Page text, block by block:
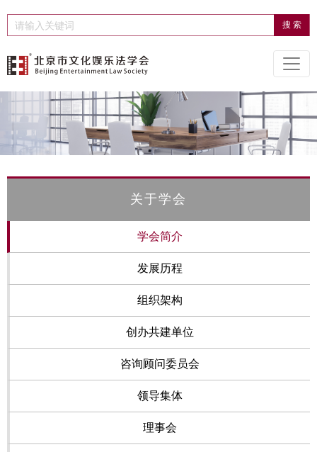
关于学会
学会简介
发展历程
组织架构
创办共建单位
咨询顾问委员会
领导集体
理事会